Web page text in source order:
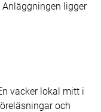
ligger
vacker lokal mitt i
och